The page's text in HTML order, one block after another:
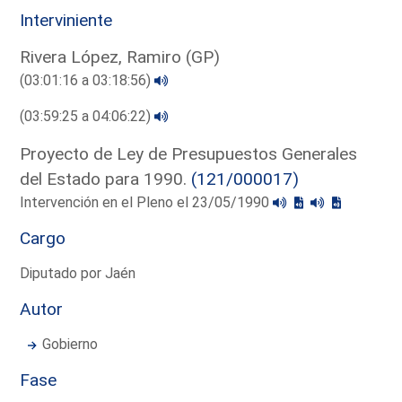
Interviniente
Rivera López, Ramiro (GP)
(03:01:16 a 03:18:56)
(03:59:25 a 04:06:22)
Proyecto de Ley de Presupuestos Generales
del Estado para 1990. (121/000017)
Intervención en el Pleno el 23/05/1990
Cargo
Diputado por Jaén
Autor
Gobierno
Fase